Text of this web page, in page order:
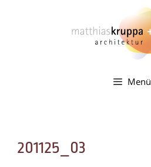
Menü
201125_03